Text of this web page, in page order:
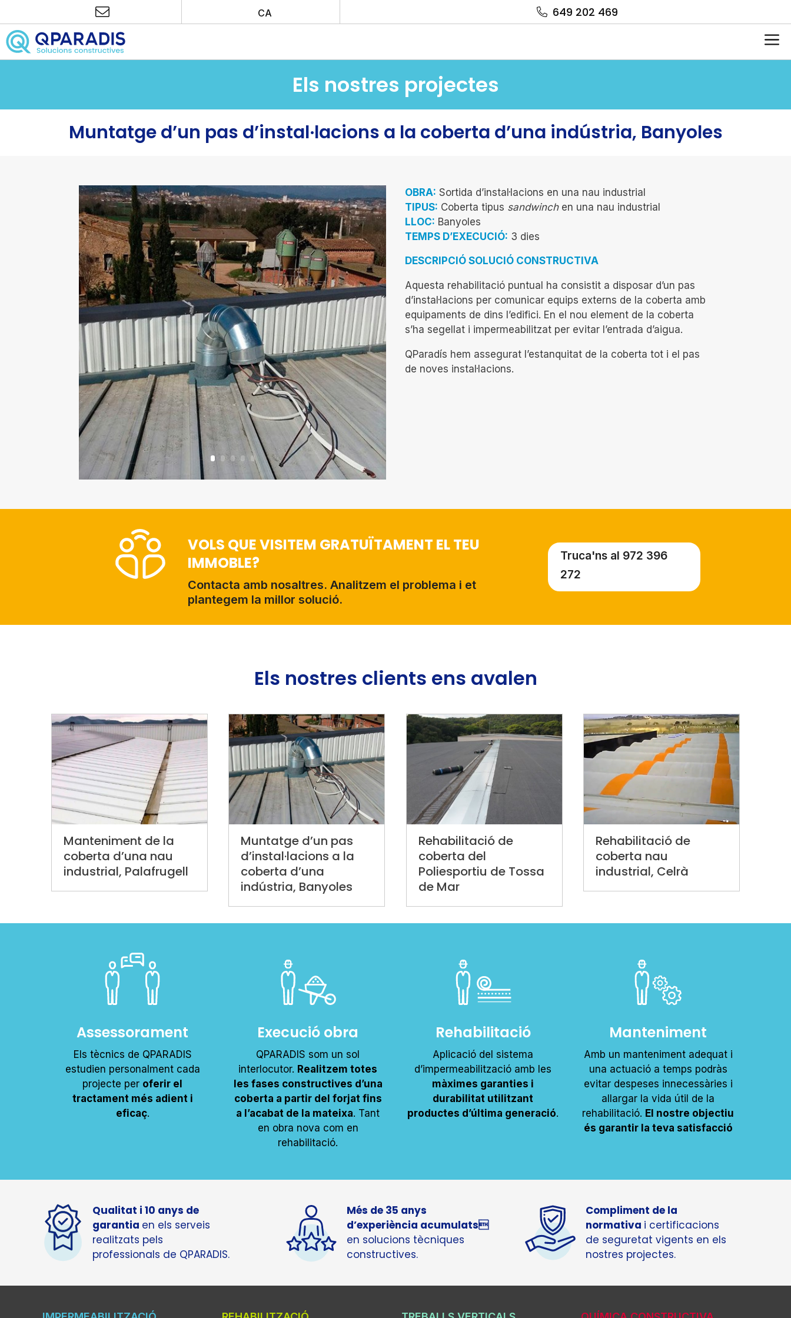
al
contingut
CA 649 202 469
Els nostres projectes
Muntatge d’un pas d’instal·lacions a la coberta d’una indústria, Banyoles
OBRA: Sortida d’instal·lacions en una nau industrial
TIPUS: Coberta tipus sandwinchen una nau industrial
LLOC: Banyoles
TEMPS D’EXECUCIÓ: 3 dies
DESCRIPCIÓ SOLUCIÓ CONSTRUCTIVA
Aquesta rehabilitació puntual ha consistit a disposar d’un pas
d’instal·lacions per comunicar equips externs de la coberta amb
equipaments de dins l’edifici. En el nou element de la coberta
s’ha segellat i impermeabilitzat per evitar l’entrada d’aigua.
QParadís hem assegurat l’estanquitat de la coberta tot i el pas
de noves instal·lacions.
VOLS QUE VISITEM GRATUÏTAMENT EL TEU
IMMOBLE?
Contacta amb nosaltres. Analitzem el problema i et
plantegem la millor solució.
Truca'ns al 972 396
272
Els nostres clients ens avalen
Manteniment de la
coberta d’una nau
industrial, Palafrugell
Muntatge d’un pas
d’instal·lacions a la
coberta d’una
indústria, Banyoles
Rehabilitació de
coberta del
Poliesportiu de Tossa
de Mar
Rehabilitació de
coberta nau
industrial, Celrà
Assessorament
Els tècnics de QPARADIS
estudien personalment cada
projecte per oferir el
tractament més adient i
eficaç.
Execució obra
QPARADIS som un sol
interlocutor. Realitzem totes
les fases constructives d’una
coberta a partir del forjat fins
a l’acabat de la mateixa. Tant
en obra nova com en
rehabilitació.
Rehabilitació
Aplicació del sistema
d’impermeabilització amb les
màximes garanties i
durabilitat utilitzant
productes d’última generació.
Manteniment
Amb un manteniment adequat i
una actuació a temps podràs
evitar despeses innecessàries i
allargar la vida útil de la
rehabilitació. El nostre objectiu
és garantir la teva satisfacció
Qualitat i 10 anys de
garantia en els serveis
realitzats pels
professionals de QPARADIS.
Més de 35 anys
d’experiència acumulats
en solucions tècniques
constructives.
Compliment de la
normativa i certificacions
de seguretat vigents en els
nostres projectes.